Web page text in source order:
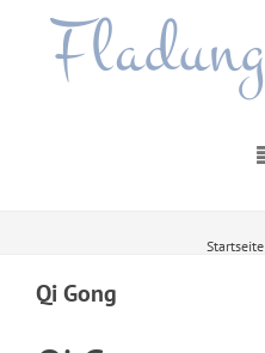
Startseite
Qi Gong